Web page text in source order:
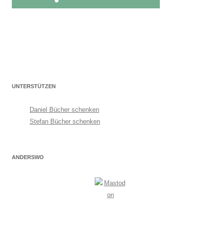
UNTERSTÜTZEN
Daniel Bücher schenken
Stefan Bücher schenken
ANDERSWO